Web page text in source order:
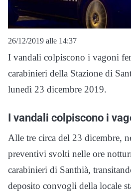
26/12/2019 alle 14:37
I vandali colpiscono i vagoni
carabinieri della Stazione di
lunedì 23 dicembre 2019.
I vandali colpiscono i
Alle tre circa del 23 dicembre,
preventivi svolti nelle ore
carabinieri di Santhià,
deposito convogli della locale